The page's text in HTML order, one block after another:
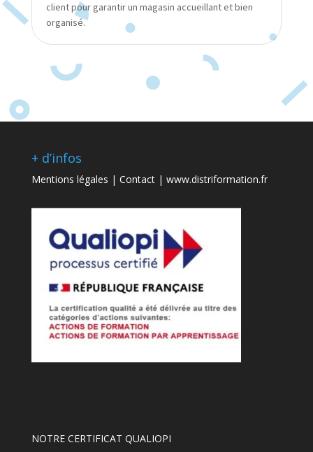
client pour garantir un magasin accueillant et bien
organisé.
+ d’infos
Mentions légales | Contact| www.distriformation.fr
NOTRE CERTIFICAT QUALIOPI